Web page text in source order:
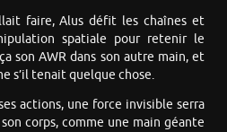
faire, Alus défit les chaînes et
spatiale pour retenir le
son AWR dans son autre main, et
s’il tenait quelque chose.
actions, une force invisible serra
corps, comme une main géante